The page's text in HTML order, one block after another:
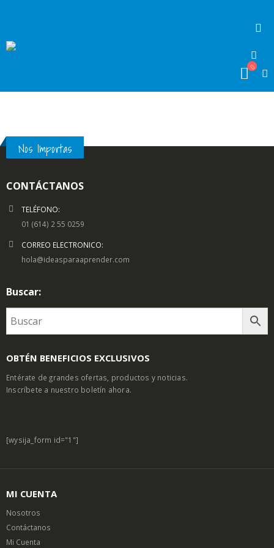
Nos Importas
CONTÁCTANOS
TELÉFONO:
01 (614) 2 55 0259
CORREO ELECTRONICO:
hola@ideasparaaprender.com
Buscar:
OBTÉN BENEFICIOS EXCLUSIVOS
Entérate de grandes ofertas, productos y noticias.
Inscríbete a nuestro boletín ahora.
[wysija_form id="1"]
MI CUENTA
Nosotros
Contáctanos
Mi Cuenta